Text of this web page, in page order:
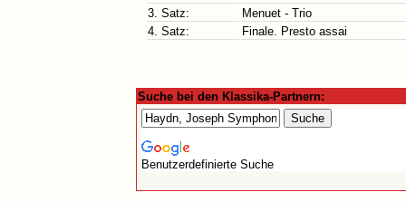
3. Satz:
Menuet - Trio
4. Satz:
Finale. Presto assai
Suche bei den Klassika-Partnern:
Benutzerdefinierte Suche